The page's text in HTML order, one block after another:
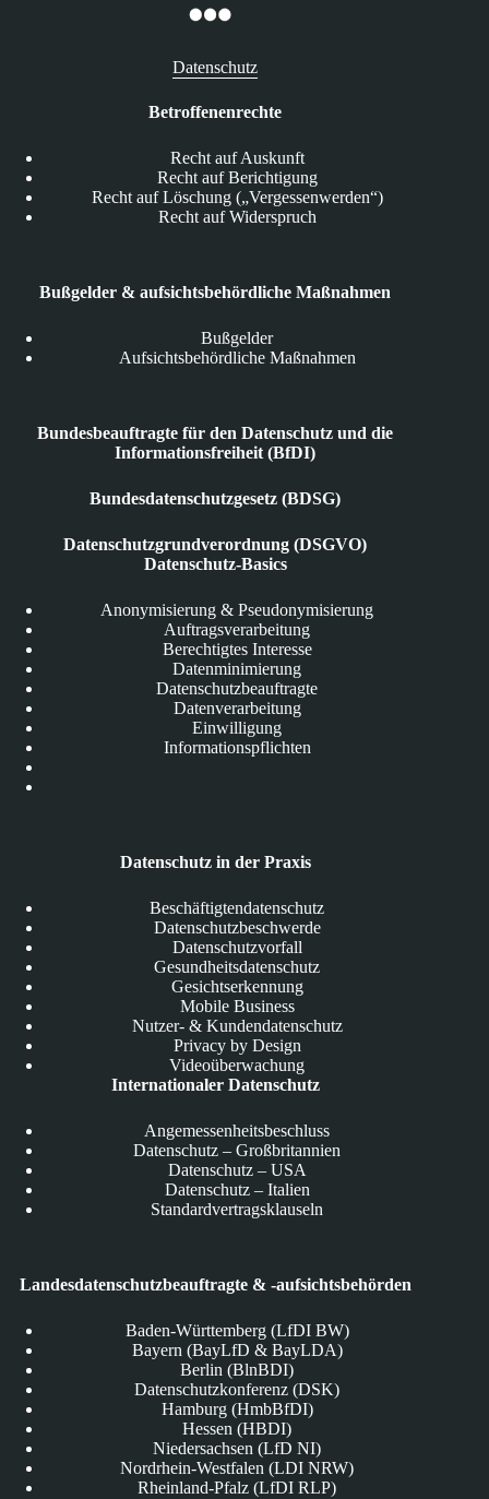
Datenschutz
Betroffenenrechte
Recht auf Auskunft
Recht auf Berichtigung
Recht auf Löschung („Vergessenwerden“)
Recht auf Widerspruch
Bußgelder & aufsichtsbehördliche Maßnahmen
Bußgelder
Aufsichtsbehördliche Maßnahmen
Bundesbeauftragte für den Datenschutz und die
Informationsfreiheit (BfDI)
Bundesdatenschutzgesetz (BDSG)
Datenschutzgrundverordnung (DSGVO)
Datenschutz-Basics
Anonymisierung & Pseudonymisierung
Auftragsverarbeitung
Berechtigtes Interesse
Datenminimierung
Datenschutzbeauftragte
Datenverarbeitung
Einwilligung
Informationspflichten
Datenschutz in der Praxis
Beschäftigtendatenschutz
Datenschutzbeschwerde
Datenschutzvorfall
Gesundheitsdatenschutz
Gesichtserkennung
Mobile Business
Nutzer- & Kundendatenschutz
Privacy by Design
Videoüberwachung
Internationaler Datenschutz
Angemessenheitsbeschluss
Datenschutz – Großbritannien
Datenschutz – USA
Datenschutz – Italien
Standardvertragsklauseln
Landesdatenschutzbeauftragte & -aufsichtsbehörden
Baden-Württemberg (LfDI BW)
Bayern (BayLfD & BayLDA)
Berlin (BlnBDI)
Datenschutzkonferenz (DSK)
Hamburg (HmbBfDI)
Hessen (HBDI)
Niedersachsen (LfD NI)
Nordrhein-Westfalen (LDI NRW)
Rheinland-Pfalz (LfDI RLP)